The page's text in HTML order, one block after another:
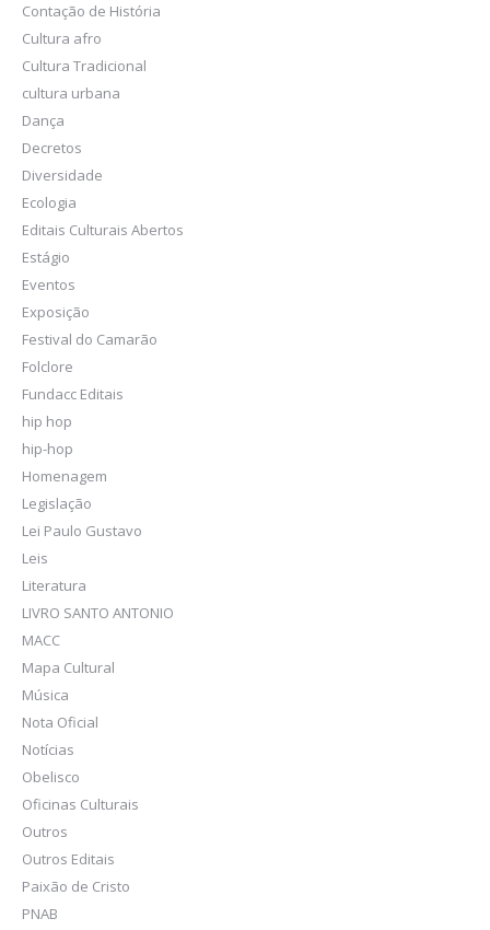
Contação de História
Cultura afro
Cultura Tradicional
cultura urbana
Dança
Decretos
Diversidade
Ecologia
Editais Culturais Abertos
Estágio
Eventos
Exposição
Festival do Camarão
Folclore
Fundacc Editais
hip hop
hip-hop
Homenagem
Legislação
Lei Paulo Gustavo
Leis
Literatura
LIVRO SANTO ANTONIO
MACC
Mapa Cultural
Música
Nota Oficial
Notícias
Obelisco
Oficinas Culturais
Outros
Outros Editais
Paixão de Cristo
PNAB